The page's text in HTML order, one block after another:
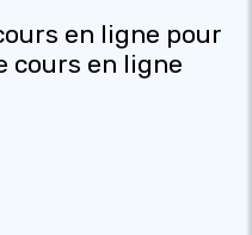
en ligne pour
cours en ligne